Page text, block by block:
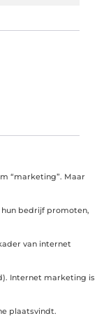
“marketing”. Maar
bedrijf promoten,
van internet
Internet marketing is
plaatsvindt.